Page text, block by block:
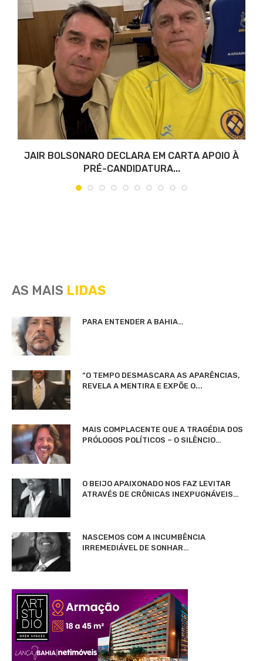
JAIR BOLSONARO DECLARA EM CARTA APOIO À
PRÉ-CANDIDATURA...
AS MAIS LIDAS
PARA ENTENDER A BAHIA…
“O TEMPO DESMASCARA AS APARÊNCIAS,
REVELA A MENTIRA E EXPÕE O...
MAIS COMPLACENTE QUE A TRAGÉDIA DOS
PRÓLOGOS POLÍTICOS – O SILÊNCIO…
O BEIJO APAIXONADO NOS FAZ LEVITAR
ATRAVÉS DE CRÔNICAS INEXPUGNÁVEIS…
NASCEMOS COM A INCUMBÊNCIA
IRREMEDIÁVEL DE SONHAR…